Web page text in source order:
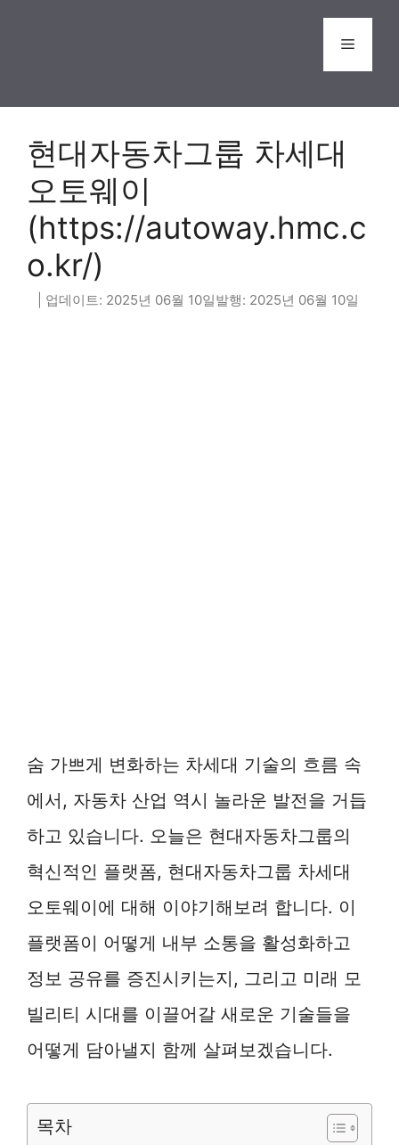
Menu
현대자동차그룹 차세대
오토웨이
(https://autoway.hmc.c
o.kr/)
2025년 06월 10일 2025년 06월 10일
숨 가쁘게 변화하는 차세대 기술의 흐름 속
에서, 자동차 산업 역시 놀라운 발전을 거듭
하고 있습니다. 오늘은 현대자동차그룹의
혁신적인 플랫폼, 현대자동차그룹 차세대
오토웨이에 대해 이야기해보려 합니다. 이
플랫폼이 어떻게 내부 소통을 활성화하고
정보 공유를 증진시키는지, 그리고 미래 모
빌리티 시대를 이끌어갈 새로운 기술들을
어떻게 담아낼지 함께 살펴보겠습니다.
목차